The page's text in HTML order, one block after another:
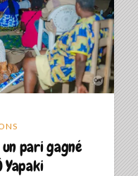
un pari gagné
Yapaki